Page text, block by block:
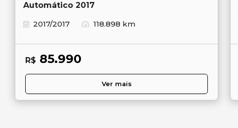
Automático 2017
2017/2017
118.898 km
R$ 85.990
Ver mais